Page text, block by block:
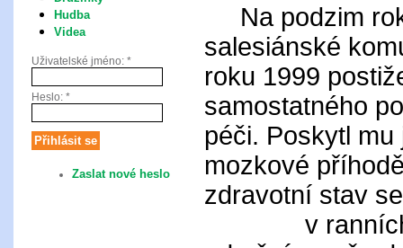
Hudba
Videa
Uživatelské jméno: *
Heslo: *
Zaslat nové heslo
Na podzim
salesiánské
roku 1999
samostatného
péči. Poskytl
mozkové
zdravotní stav
v ranních